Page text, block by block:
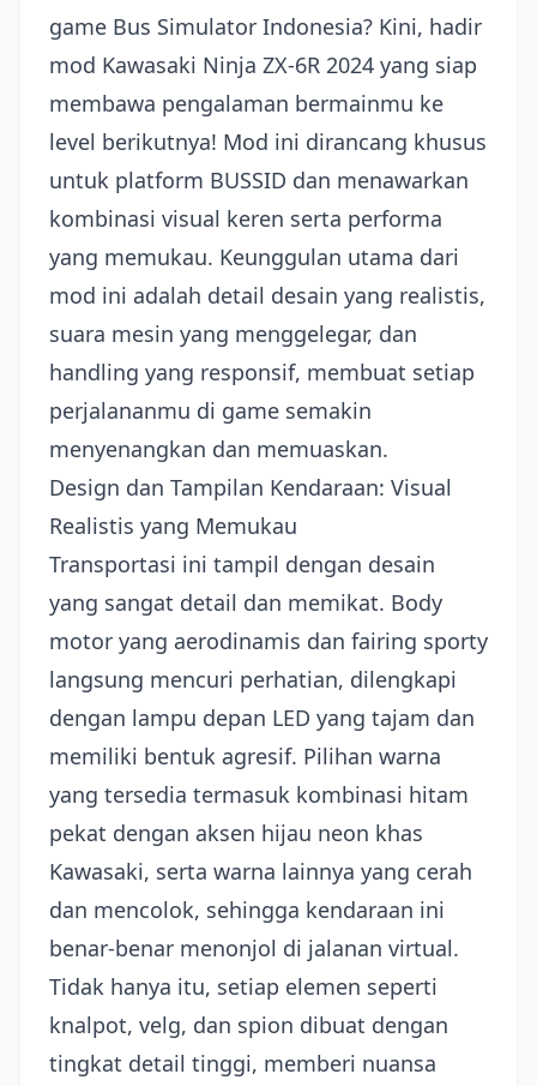
game Bus Simulator Indonesia? Kini, hadir
mod Kawasaki Ninja ZX-6R 2024 yang siap
membawa pengalaman bermainmu ke
level berikutnya! Mod ini dirancang khusus
untuk platform BUSSID dan menawarkan
kombinasi visual keren serta performa
yang memukau. Keunggulan utama dari
mod ini adalah detail desain yang realistis,
suara mesin yang menggelegar, dan
handling yang responsif, membuat setiap
perjalananmu di game semakin
menyenangkan dan memuaskan.
Design dan Tampilan Kendaraan: Visual
Realistis yang Memukau
Transportasi ini tampil dengan desain
yang sangat detail dan memikat. Body
motor yang aerodinamis dan fairing sporty
langsung mencuri perhatian, dilengkapi
dengan lampu depan LED yang tajam dan
memiliki bentuk agresif. Pilihan warna
yang tersedia termasuk kombinasi hitam
pekat dengan aksen hijau neon khas
Kawasaki, serta warna lainnya yang cerah
dan mencolok, sehingga kendaraan ini
benar-benar menonjol di jalanan virtual.
Tidak hanya itu, setiap elemen seperti
knalpot, velg, dan spion dibuat dengan
tingkat detail tinggi, memberi nuansa